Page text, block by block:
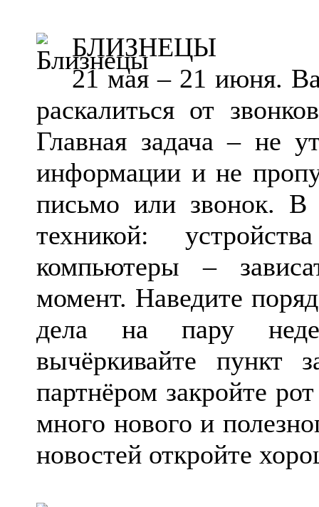
БЛИЗНЕЦЫ
21 мая – 21 июня.
раскалиться от
Главная задача – не
информации и не
письмо или звонок.
техникой:
компьютеры –
момент. Наведите
дела на пару
вычёркивайте пункт
партнёром закройте
много нового и
новостей откройте